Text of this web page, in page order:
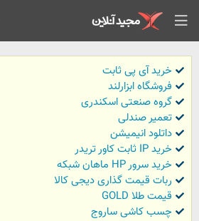
خرید آی پی ثابت
فروشگاه ابزارلند
گروه صنعتی اسکندری
تعمیر صندلی
داتلود انیمیشن
خرید IP ثابت کاور تریدر
خرید سرور HP ماهان شبکه
ربات قیمت گذاری دیجی کالا
قیمت طلا GOLD
چسب کاشی ساروج